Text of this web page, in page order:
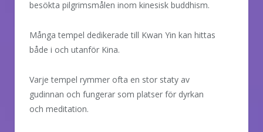
besökta pilgrimsmålen inom kinesisk buddhism.
Många tempel dedikerade till Kwan Yin kan hittas
både i och utanför Kina.
Varje tempel rymmer ofta en stor staty av
gudinnan och fungerar som platser för dyrkan
och meditation.